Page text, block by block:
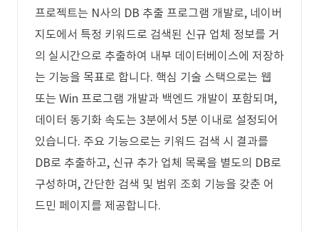
프로젝트는 N사의 DB 추출 프로그램 개발로, 네이버
지도에서 특정 키워드로 검색된 신규 업체 정보를 거
의 실시간으로 추출하여 내부 데이터베이스에 저장하
는 기능을 목표로 합니다. 핵심 기술 스택으로는 웹
또는 Win 프로그램 개발과 백엔드 개발이 포함되며,
데이터 동기화 속도는 3분에서 5분 이내로 설정되어
있습니다. 주요 기능으로는 키워드 검색 시 결과를
DB로 추출하고, 신규 추가 업체 목록을 별도의 DB로
구성하며, 간단한 검색 및 범위 조회 기능을 갖춘 어
드민 페이지를 제공합니다.